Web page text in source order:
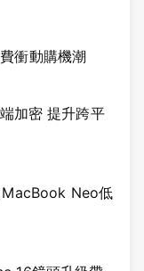
衝動購機潮
加密 提升跨平
MacBook Neo低